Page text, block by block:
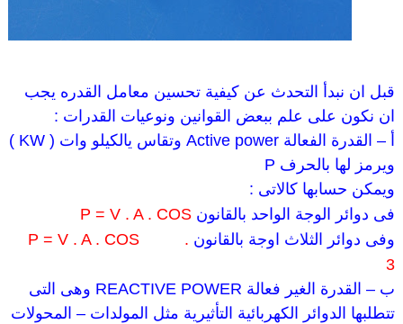
قبل ان نبدأ التحدث عن كيفية تحسين معامل القدره يجب
ان نكون على علم ببعض القوانين ونوعيات القدرات :
أ – القدرة الفعالة Active powerوتقاس يالكيلو وات ( KW
)
ويرمز لها بالحرف P
ويمكن حسابها كالاتى :
فى دوائر الوجة الواحد بالقانون P = V . A . COS
وفى دوائر الثلاث اوجة بالقانون
P = V . A . COS
.
3
ب – القدرة الغير فعالة REACTIVE POWER وهى التى
تتطلبها الدوائر الكهربائية التأثيرية مثل المولدات – المحولات